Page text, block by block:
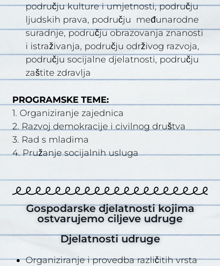
području kulture i umjetnosti, području
ljudskih prava, području međunarodne
suradnje, području obrazovanja znanosti
i istraživanja, području održivog razvoja,
području socijalne djelatnosti, području
zaštite zdravlja
PROGRAMSKE TEME:
1. Organiziranje zajednica
2. Razvoj demokracije i civilnog društva
3. Rad s mladima
4. Pružanje socijalnih usluga
Gospodarske djelatnosti kojima
ostvarujemo ciljeve udruge
Djelatnosti udruge
Organiziranje i provedba različitih vrsta